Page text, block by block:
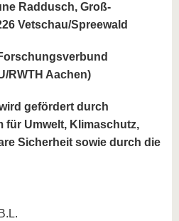
Raddusch, Groß-
Vetschau/Spreewald
RWTH Aachen)
gefördert durch
für Umwelt, Klimaschutz,
Sicherheit sowie durch die